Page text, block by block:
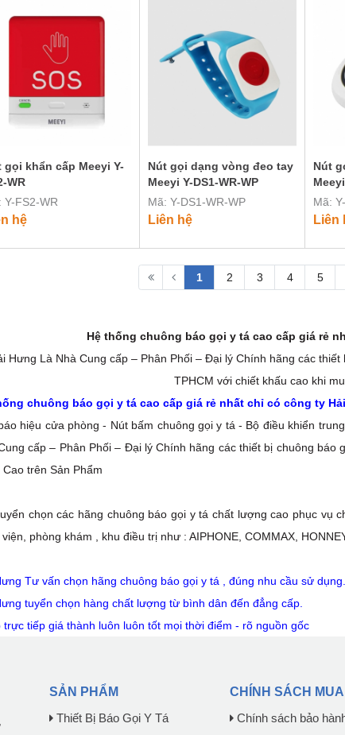
gọi khẩn cấp Meeyi Y-
WR
Y-FS2-WR
hệ
Nút gọi dạng vòng đeo tay
Meeyi Y-DS1-WR-WP
Mã: Y-DS1-WR-WP
Liên hệ
Nút
Mã:
Liên
1 2 3 4 5
Hệ thống chuông báo gọi y tá cao cấp giá rẻ
Hưng Là Nhà Cung cấp – Phân Phối – Đại lý Chính hãng các
TPHCM với chiết khấu cao khi
chuông báo gọi y tá cao cấp giá rẻ nhất chỉ có công ty
hiệu cửa phòng - Nút bấm chuông gọi y tá - Bộ điều khiển
cấp – Phân Phối – Đại lý Chính hãng các thiết bị chuông báo
Cao trên Sản Phẩm
chọn các hãng chuông báo gọi y tá chất lượng cao phục vụ
phòng khám , khu điều trị như : AIPHONE, COMMAX,
Tư vấn chọn hãng chuông báo gọi y tá , đúng nhu cầu sử dụng.
tuyển chọn hàng chất lượng từ bình dân đến đẳng cấp.
trực tiếp giá thành luôn luôn tốt mọi thời điểm - rõ nguồn gốc
SẢN PHẨM
Thiết Bị Báo Gọi Y Tá
CHÍNH SÁCH
Chính sách bảo